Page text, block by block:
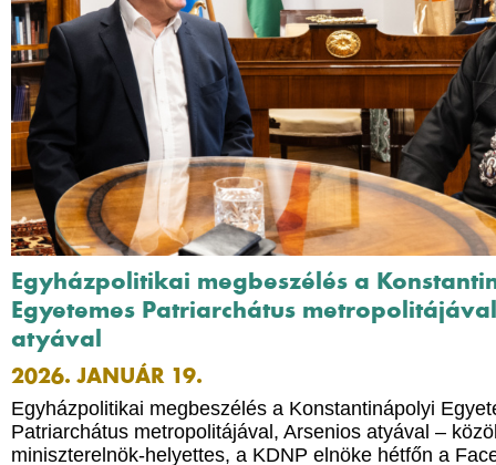
Egyházpolitikai megbeszélés a
Egyetemes Patriarchátus
atyával
2026. JANUÁR 19.
Egyházpolitikai megbeszélés a Konstantinápolyi
Patriarchátus metropolitájával, Arsenios atyával –
miniszterelnök-helyettes, a KDNP elnöke hétfőn a